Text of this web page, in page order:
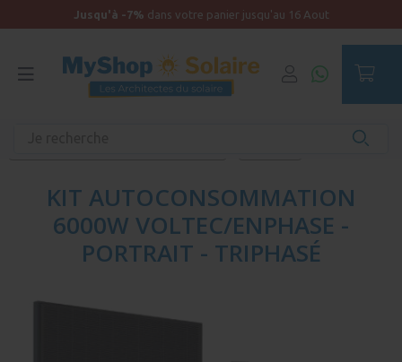
Jusqu'à -7% dans votre panier jusqu'au 16 Aout
KIT AUTOCONSOMMATION
6000W VOLTEC/ENPHASE -
PORTRAIT - TRIPHASÉ